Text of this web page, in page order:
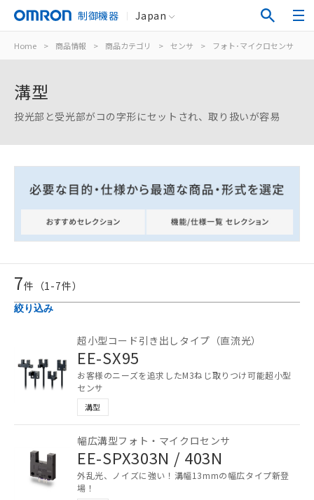
制御機器 Japan
Home > 商品情報 > 商品カテゴリ > センサ > フォト･マイクロセンサ
溝型
投光部と受光部がコの字形にセットされ、取り扱いが容易
7件（1 -7件）
絞り込み
超小型コード引き出しタイプ（直流光）
EE-SX95
お客様のニーズを追求したM3ねじ取りつけ可能超小型
センサ
溝型
幅広溝型フォト・マイクロセンサ
EE-SPX303N / 403N
外乱光、ノイズに強い！溝幅13mmの幅広タイプ新登
場！